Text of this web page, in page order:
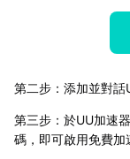
第二步：添加並對話
第三步：於UU加速
碼，即可啟用免費加